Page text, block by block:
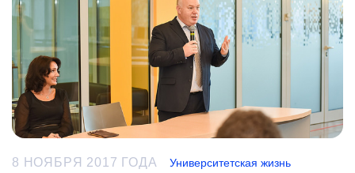
8 НОЯБРЯ 2017 ГОДА Университетская жизнь